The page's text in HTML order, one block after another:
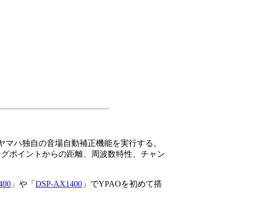
マハ独自の音場自動補正機能を実行する。
ポイントからの距離、周波数特性、チャン
」や「 DSP-AX1400 」でYPAOを初めて搭